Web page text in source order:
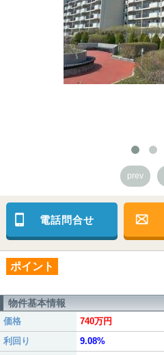
prev
電話問合せ
ポイント
物件基本情報
価格
740万円
利回り
9.08%